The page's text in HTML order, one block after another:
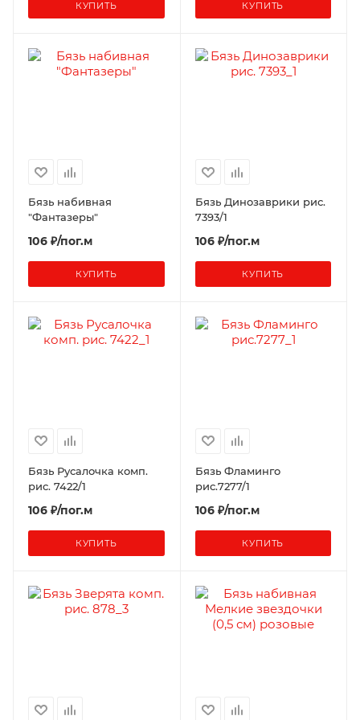
КУПИТЬ КУПИТЬ
Бязь набивная
"Фантазеры"
106 ₽/пог.м
КУПИТЬ
Бязь Динозаврики рис.
7393/1
106 ₽/пог.м
КУПИТЬ
Бязь Русалочка комп.
рис. 7422/1
106 ₽/пог.м
КУПИТЬ
Бязь Фламинго
рис.7277/1
106 ₽/пог.м
КУПИТЬ